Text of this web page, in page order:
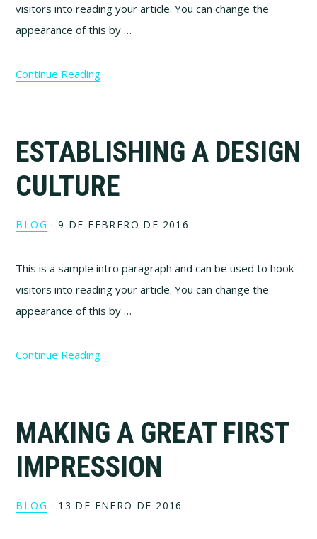
visitors into reading your article. You can change the
appearance of this by …
Continue Reading
ESTABLISHING A DESIGN
CULTURE
BLOG · 9 DE FEBRERO DE 2016
This is a sample intro paragraph and can be used to hook
visitors into reading your article. You can change the
appearance of this by …
Continue Reading
MAKING A GREAT FIRST
IMPRESSION
BLOG · 13 DE ENERO DE 2016